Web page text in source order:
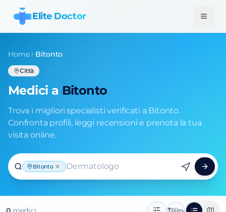
Elite Doctor
Home Bitonto
Città
Medici a Bitonto
Trova i migliori specialisti verificati a Bitonto.
Confronta profili, leggi recensioni e prenota la tua
visita online.
Bitonto Dermatologo
Rilevanza